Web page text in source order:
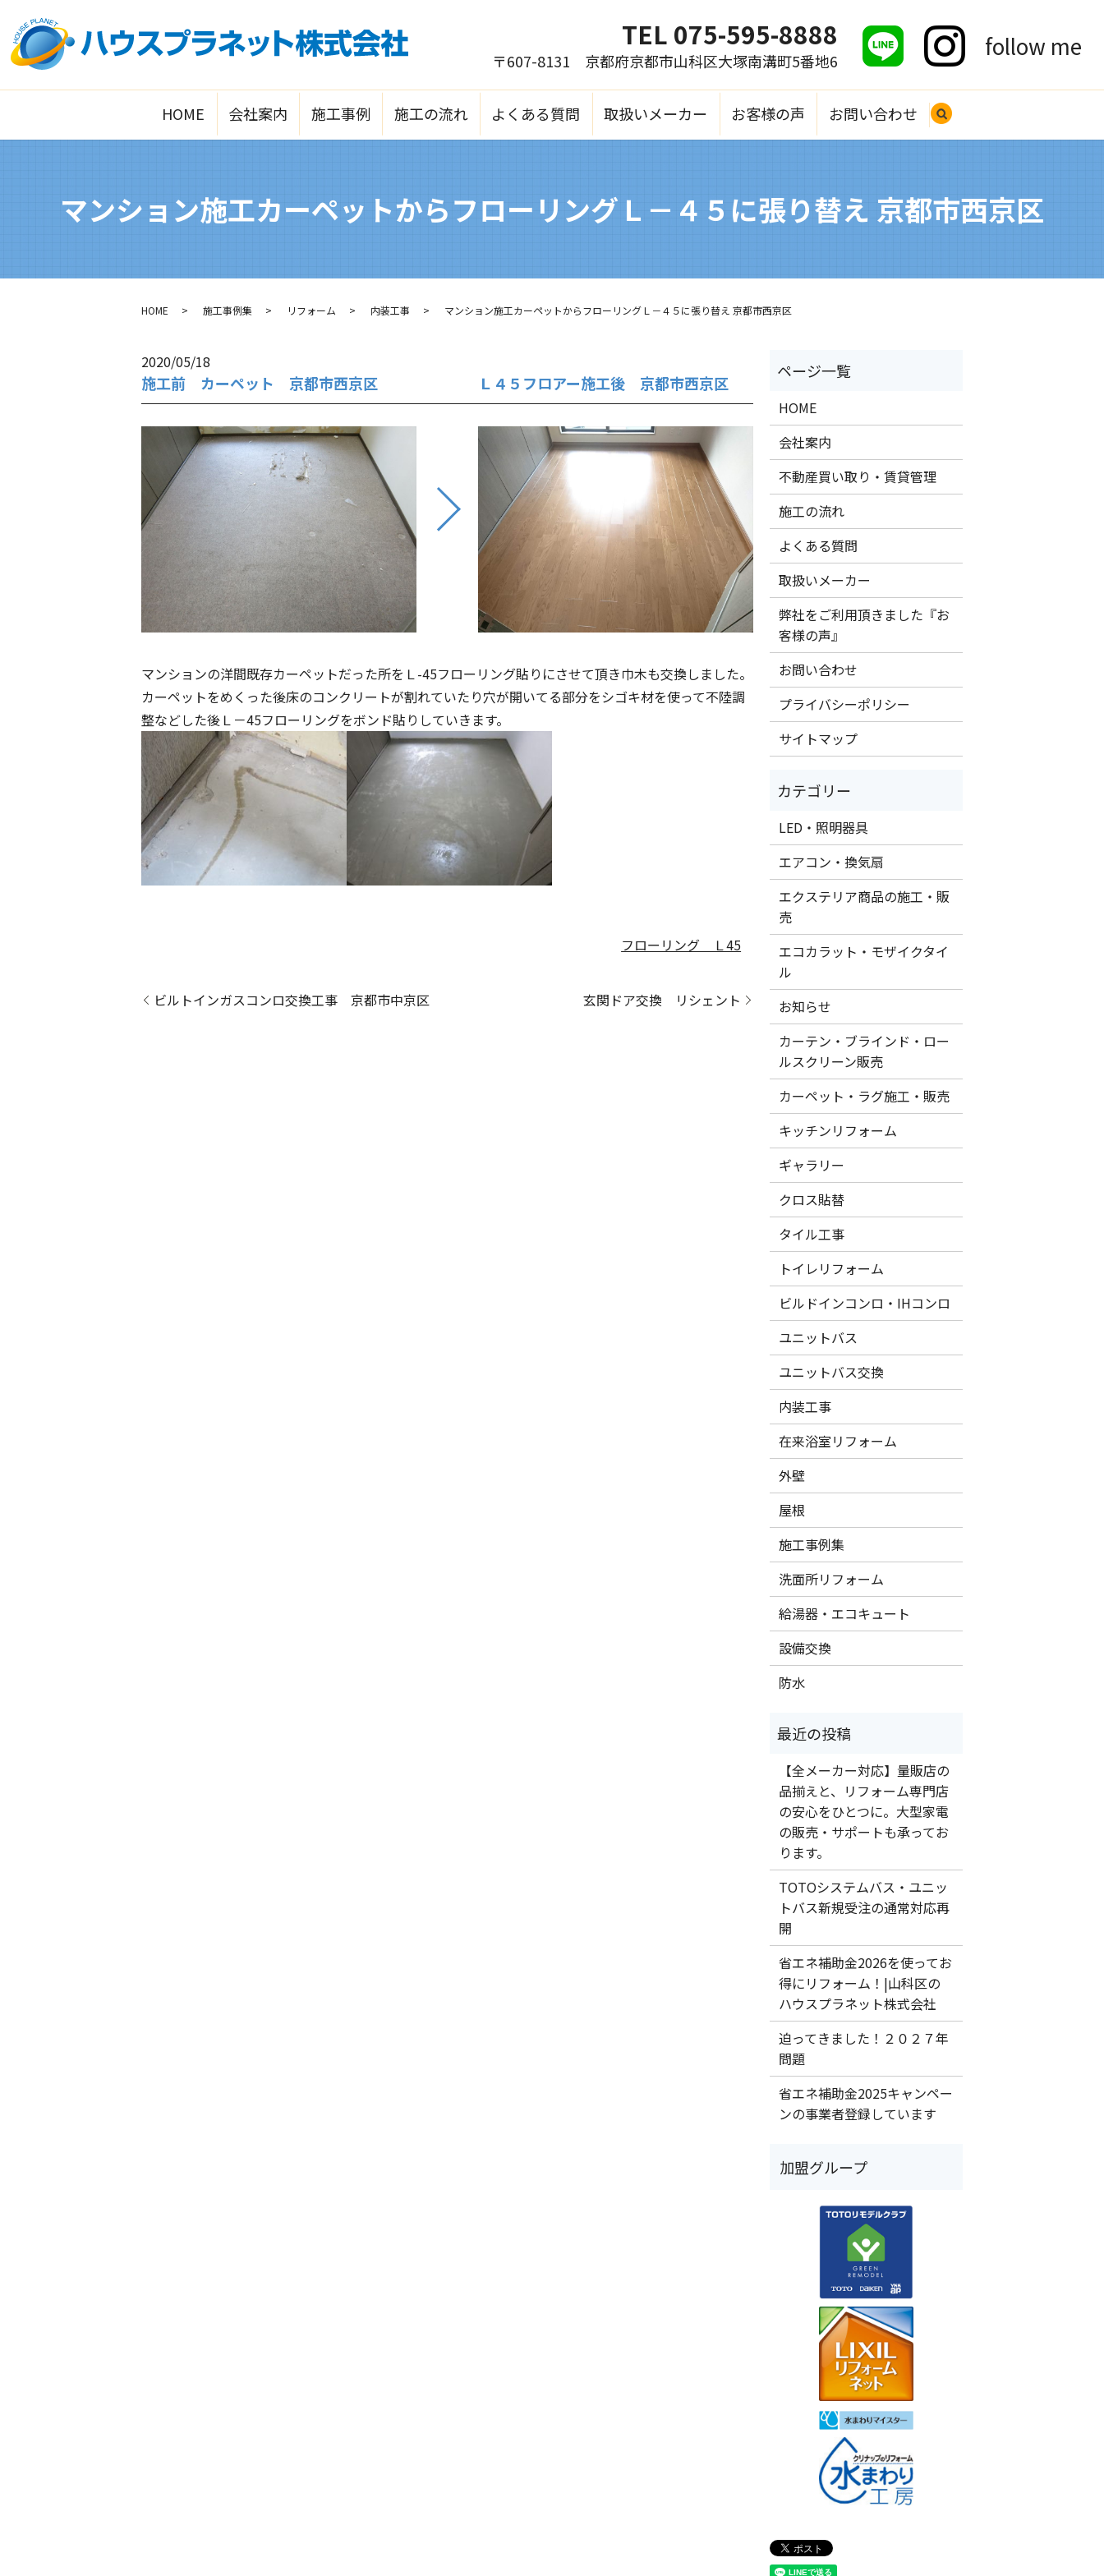
HOME 会社案内 施工事例 施工の流れ よくある質問 取扱いメーカー お客様の声 お問い合わせ
search
TEL 075-595-8888
〒607-8131 京都府京都市山科区大塚南溝町5番地6 follow me
マンション施工カーペットからフローリングＬ－４５に張り替え 京都市西京区
HOME 施工事例集 リフォーム 内装工事 マンション施工カーペットからフローリングＬ－４５に張り替え 京都市西京区
2020/05/18
施工前 カーペット 京都市西京区 Ｌ４５フロアー施工後 京都市西京区
マンションの洋間既存カーペットだった所をＬ-45フローリング貼りにさせて頂き巾木も交換しました。
カーペットをめくった後床のコンクリートが割れていたり穴が開いてる部分をシゴキ材を使って不陸調
整などした後Ｌ－45フローリングをボンド貼りしていきます。
フローリング Ｌ45
ビルトインガスコンロ交換工事 京都市中京区 玄関ドア交換 リシェント
HOME
会社案内
不動産買い取り・賃貸管理
施工の流れ
よくある質問
取扱いメーカー
弊社をご利用頂きました『お
客様の声』
お問い合わせ
プライバシーポリシー
サイトマップ
LED・照明器具
エアコン・換気扇
エクステリア商品の施工・販
売
エコカラット・モザイクタイ
ル
お知らせ
カーテン・ブラインド・ロー
ルスクリーン販売
カーペット・ラグ施工・販売
キッチンリフォーム
ギャラリー
クロス貼替
タイル工事
トイレリフォーム
ビルドインコンロ・IHコンロ
ユニットバス
ユニットバス交換
内装工事
在来浴室リフォーム
外壁
屋根
施工事例集
洗面所リフォーム
給湯器・エコキュート
設備交換
防水
【全メーカー対応】量販店の
品揃えと、リフォーム専門店
の安心をひとつに。大型家電
の販売・サポートも承ってお
ります。
TOTOシステムバス・ユニッ
トバス新規受注の通常対応再
開
省エネ補助金2026を使ってお
得にリフォーム！|山科区の
ハウスプラネット株式会社
迫ってきました！２０２７年
問題
省エネ補助金2025キャンペー
ンの事業者登録しています
加盟グループ